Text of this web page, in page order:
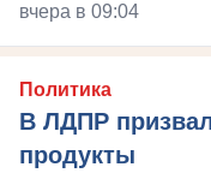
вчера в 09:04
Политика
В ЛДПР
продукты